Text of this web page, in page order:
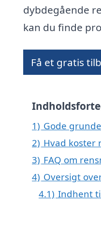
dybdegående
kan du finde
Få et gratis
1) Gode
2) Hvad koster
3) FAQ om
4) Oversigt
4.1) Indhent